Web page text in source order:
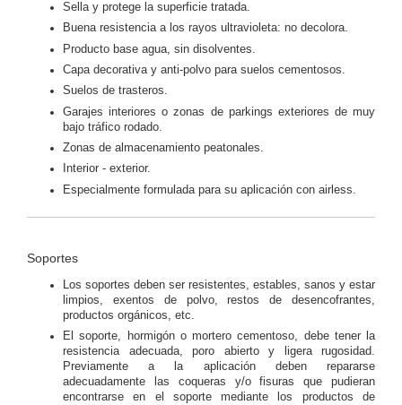
Sella y protege la superficie tratada.
Buena resistencia a los rayos ultravioleta: no decolora.
Producto base agua, sin disolventes.
Capa decorativa y anti-polvo para suelos cementosos.
Suelos de trasteros.
Garajes interiores o zonas de parkings exteriores de muy
bajo tráfico rodado.
Zonas de almacenamiento peatonales.
Interior - exterior.
Especialmente formulada para su aplicación con airless.
Soportes
Los soportes deben ser resistentes, estables, sanos y estar
limpios, exentos de polvo, restos de desencofrantes,
productos orgánicos, etc.
El soporte, hormigón o mortero cementoso, debe tener la
resistencia adecuada, poro abierto y ligera rugosidad.
Previamente a la aplicación deben repararse
adecuadamente las coqueras y/o fisuras que pudieran
encontrarse en el soporte mediante los productos de